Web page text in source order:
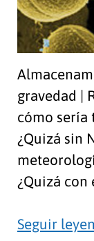
gravedad |
cómo sería
¿Quizá sin
¿Quizá con
Seguir